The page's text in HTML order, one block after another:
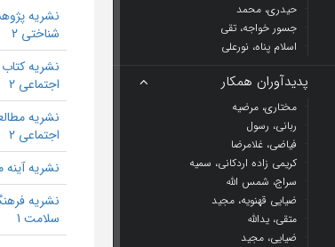
حیدری، محمد
جسور خواجه، تقی
اسلام پناه، نورعلی
پدیدآوران همکار
مختاری، مرضیه
ربانی، رسول
فیاضی، غلامرضا
کریمی زاده اردکانی، سمیه
سراج، شمس الله
ضیایی قهنویه، مجید
متقی، یدالله
ضیایی، مجید
نشریه
شناختی 2
نشریه
اجتماعی 2
نشریه
اجتماعی 2
نشریه آینه
نشریه
سلامت 1